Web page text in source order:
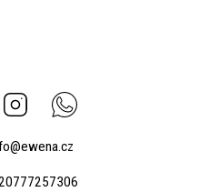
Instagram
@ewena.cz